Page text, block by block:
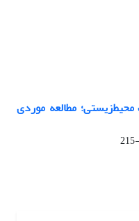
مطالعه موردی